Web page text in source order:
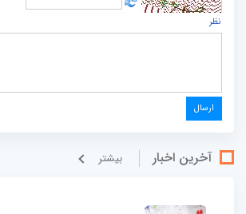
نظر
آخرین اخبار بيشتر